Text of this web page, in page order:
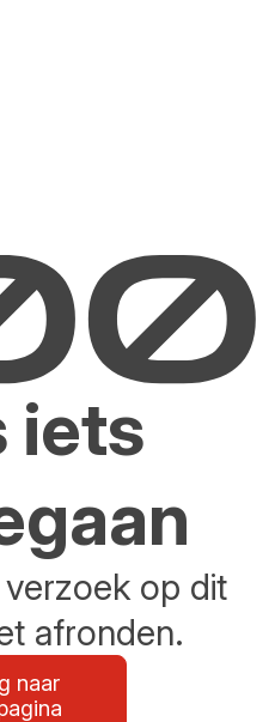
iets
op dit
afronden.
naar